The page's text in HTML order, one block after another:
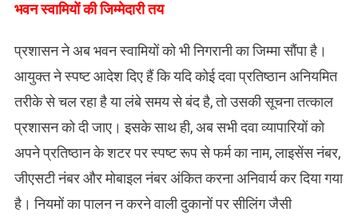
​भवन स्वामियों की जिम्मेदारी तय
प्रशासन ने अब भवन स्वामियों को भी निगरानी का जिम्मा सौंपा है।
आयुक्त ने स्पष्ट आदेश दिए हैं कि यदि कोई दवा प्रतिष्ठान अनियमित
तरीके से चल रहा है या लंबे समय से बंद है, तो उसकी सूचना तत्काल
प्रशासन को दी जाए। इसके साथ ही, अब सभी दवा व्यापारियों को
अपने प्रतिष्ठान के शटर पर स्पष्ट रूप से फर्म का नाम, लाइसेंस नंबर,
जीएसटी नंबर और मोबाइल नंबर अंकित करना अनिवार्य कर दिया गया
है। नियमों का पालन न करने वाली दुकानों पर सीलिंग जैसी